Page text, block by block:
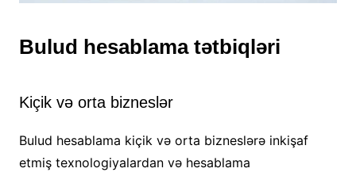
Bulud hesablama tətbiqləri
Kiçik və orta bizneslər
Bulud hesablama kiçik və orta bizneslərə inkişaf
etmiş texnologiyalardan və hesablama